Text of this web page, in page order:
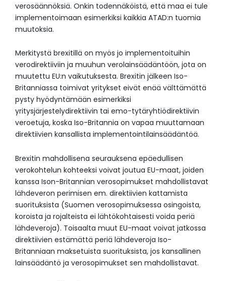
verosäännöksiä. Onkin todennäköistä, että maa ei tule
implementoimaan esimerkiksi kaikkia ATAD:n tuomia
muutoksia.
Merkitystä brexitillä on myös jo implementoituihin
verodirektiiviin ja muuhun verolainsäädäntöön, jota on
muutettu EU:n vaikutuksesta. Brexitin jälkeen Iso-
Britanniassa toimivat yritykset eivät enää välttämättä
pysty hyödyntämään esimerkiksi
yritysjärjestelydirektiivin tai emo-tytäryhtiödirektiivin
veroetuja, koska Iso-Britannia on vapaa muuttamaan
direktiivien kansallista implementointilainsäädäntöä.
Brexitin mahdollisena seurauksena epäedullisen
verokohtelun kohteeksi voivat joutua EU-maat, joiden
kanssa Ison-Britannian verosopimukset mahdollistavat
lähdeveron perimisen em. direktiivien kattamista
suorituksista (Suomen verosopimuksessa osingoista,
koroista ja rojalteista ei lähtökohtaisesti voida periä
lähdeveroja). Toisaalta muut EU-maat voivat jatkossa
direktiivien estämättä periä lähdeveroja Iso-
Britanniaan maksetuista suorituksista, jos kansallinen
lainsäädäntö ja verosopimukset sen mahdollistavat.